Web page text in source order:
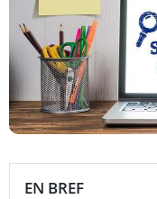
EN BREF